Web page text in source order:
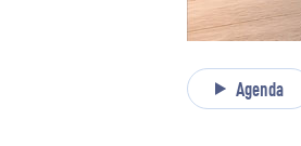
Agenda